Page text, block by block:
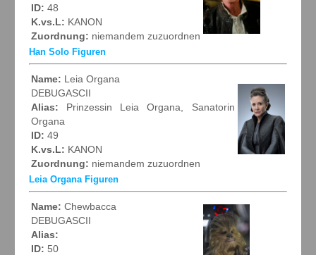
ID: 48
K.vs.L: KANON
Zuordnung: niemandem zuzuordnen
Han Solo Figuren
Name: Leia Organa
DEBUGASCII
Alias: Prinzessin Leia Organa, Sanatorin
Organa
ID: 49
K.vs.L: KANON
Zuordnung: niemandem zuzuordnen
Leia Organa Figuren
Name: Chewbacca
DEBUGASCII
Alias:
ID: 50